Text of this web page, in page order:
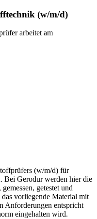
(w/­m/­d)
(w/­m/­d) für
Bei Gerodur werden hier die
getestet und
vorliegende Material mit
Anforderungen entspricht
eingehalten wird.